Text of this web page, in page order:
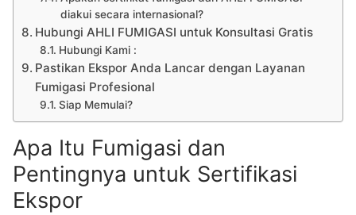
diakui secara internasional?
Hubungi AHLI FUMIGASI untuk Konsultasi Gratis
Hubungi Kami :
Pastikan Ekspor Anda Lancar dengan Layanan
Fumigasi Profesional
Siap Memulai?
Apa Itu Fumigasi dan
Pentingnya untuk Sertifikasi
Ekspor